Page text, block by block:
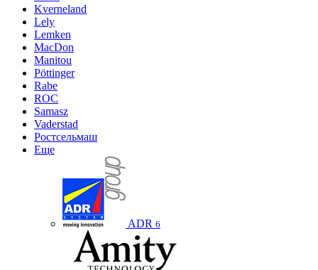
Kverneland
Lely
Lemken
MacDon
Manitou
Pöttinger
Rabe
ROC
Samasz
Vaderstad
Ростсельмаш
Еще
ADR 6